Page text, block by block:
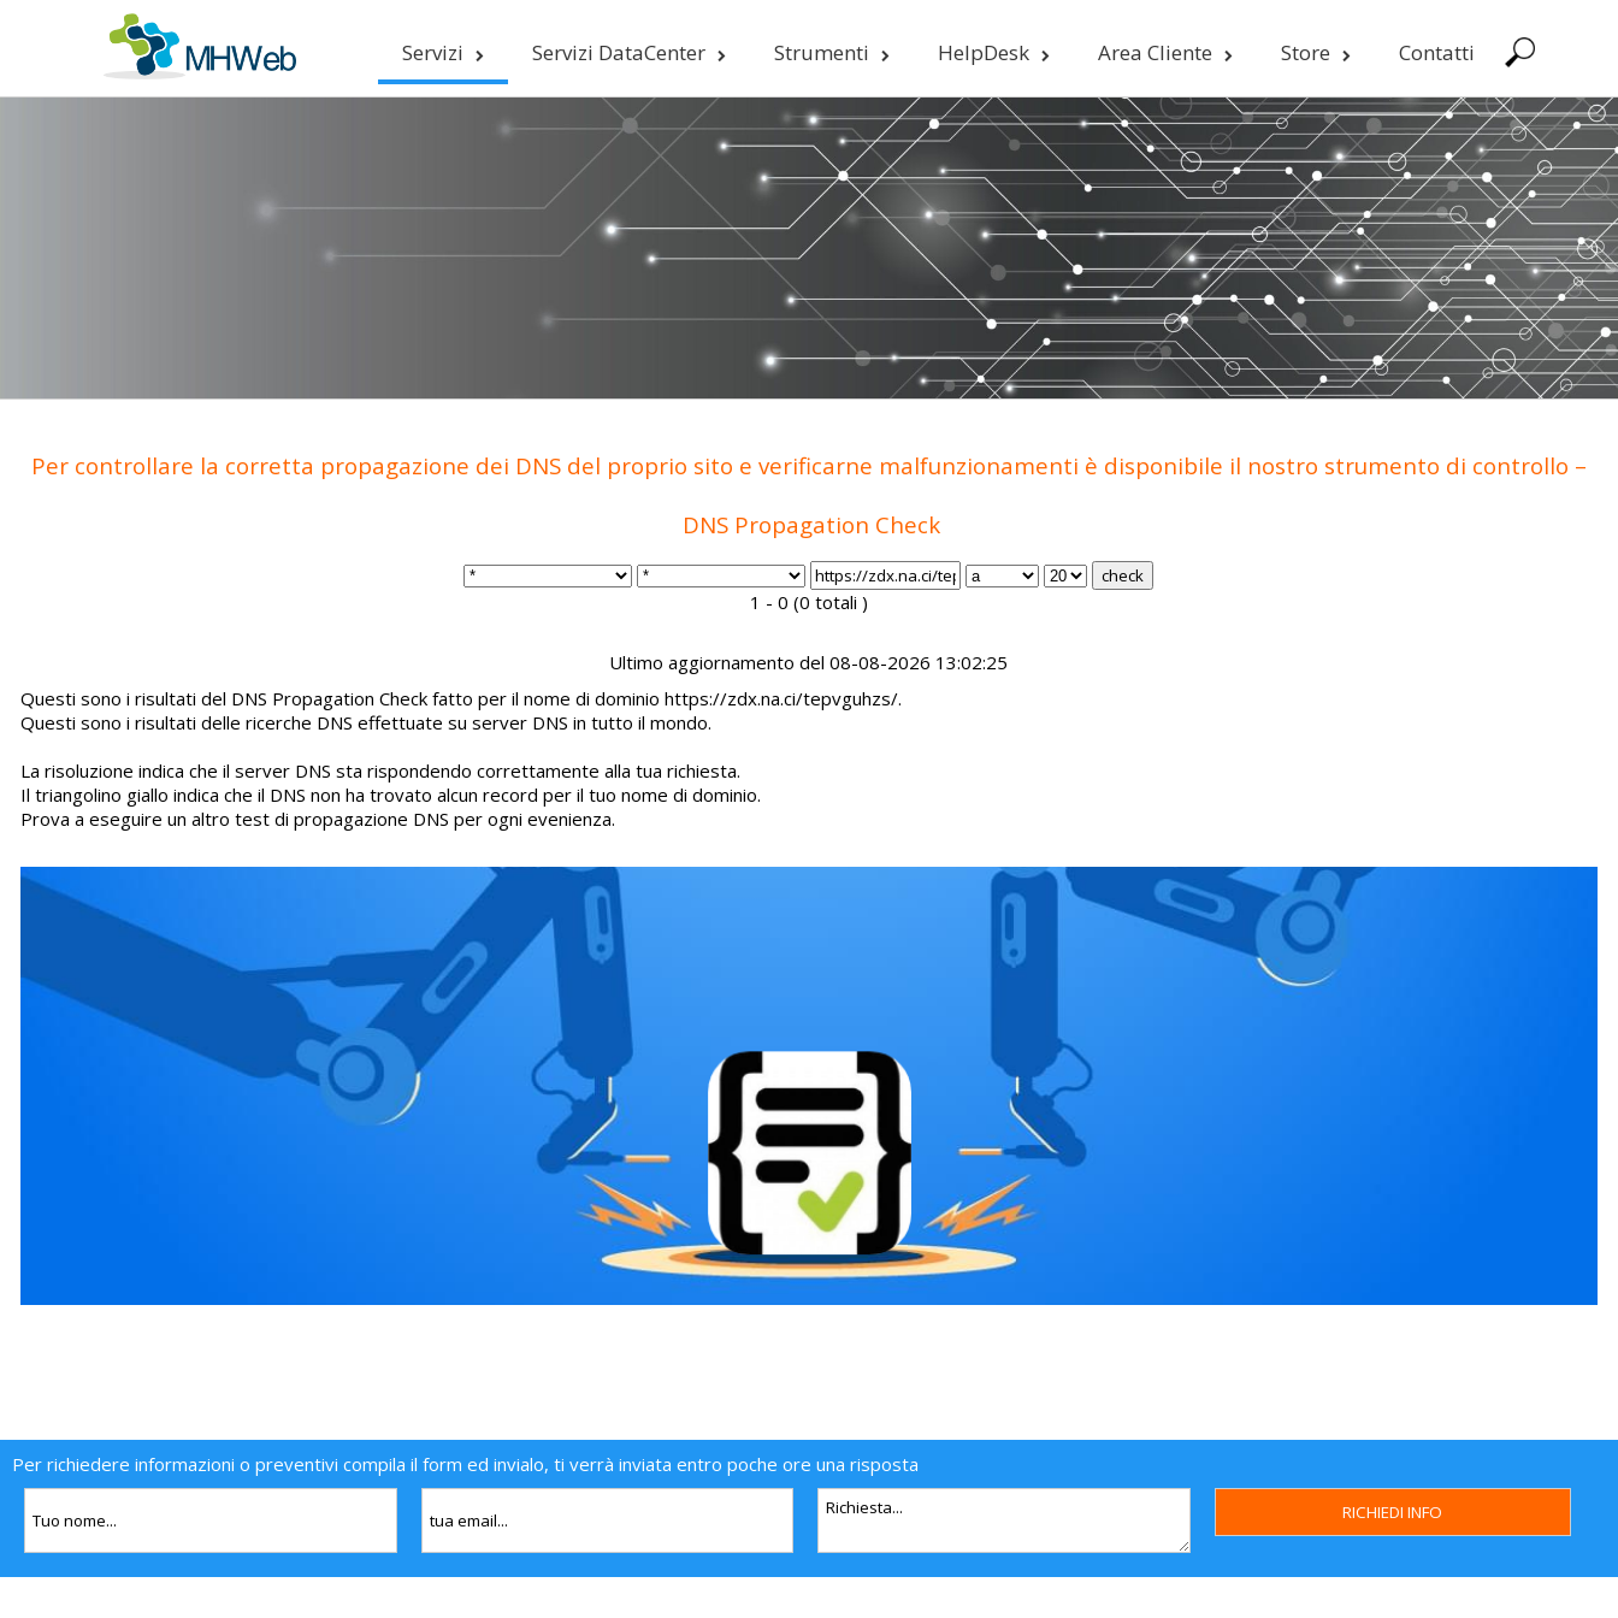
Servizi Servizi DataCenter Strumenti HelpDesk Area Cliente Store Contatti
Per controllare la corretta propagazione dei DNS del proprio sito e verificarne malfunzionamenti è disponibile il nostro strumento di controllo –
DNS Propagation Check
1 - 0 (0 totali )
Ultimo aggiornamento del 08-08-2026 13:02:25
Questi sono i risultati del DNS Propagation Check fatto per il nome di dominio https://zdx.na.ci/tepvguhzs/.
Questi sono i risultati delle ricerche DNS effettuate su server DNS in tutto il mondo.
La risoluzione indica che il server DNS sta rispondendo correttamente alla tua richiesta.
Il triangolino giallo indica che il DNS non ha trovato alcun record per il tuo nome di dominio.
Prova a eseguire un altro test di propagazione DNS per ogni evenienza.
Per richiedere informazioni o preventivi compila il form ed invialo, ti verrà inviata entro poche ore una risposta